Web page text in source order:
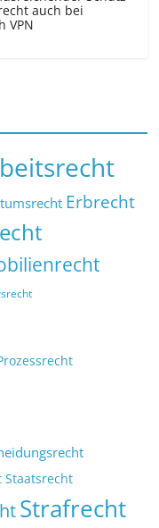
auch bei
VPN
Erbrecht
Staatsrecht
Strafrecht